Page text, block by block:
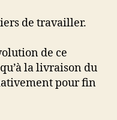
de travailler.
de ce
la livraison du
pour fin